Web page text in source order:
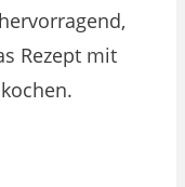
Rezept mit